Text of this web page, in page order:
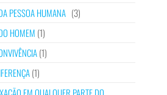
PESSOA HUMANA (3)
HOMEM (1)
(1)
(1)